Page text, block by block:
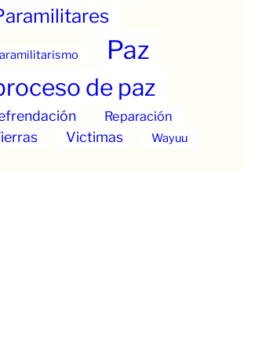
Paz
de paz
Reparación
Victimas Wayuu